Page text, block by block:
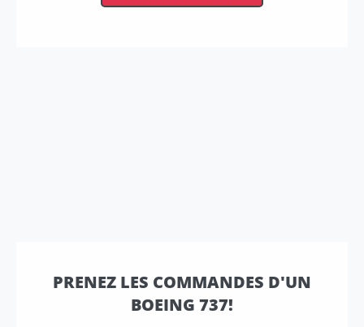
PRENEZ LES COMMANDES D'UN
BOEING 737!